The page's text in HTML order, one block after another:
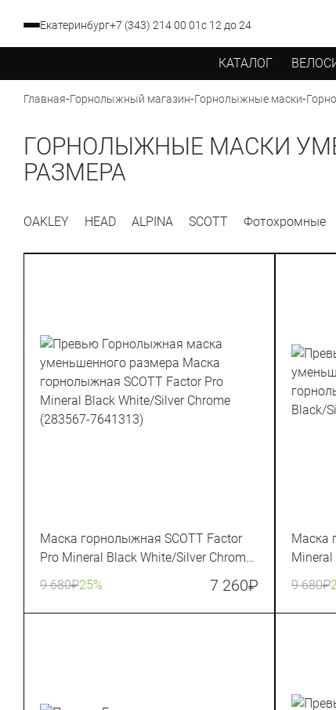
Екатеринбург+7 (343) 214 00 01с 12 до 24
КАТАЛОГ
Главная-Горнолыжный магазин-Горнолыжные маски-
ГОРНОЛЫЖНЫЕ МАСКИ
РАЗМЕРА
OAKLEY HEAD ALPINA SCOTT Фотохромные
Маска горнолыжная SCOTT Factor
Pro Mineral Black White/Silver Chrome
(283567-7641313)
9 680₽25% 7 260₽
Маска
Mineral
9 680₽